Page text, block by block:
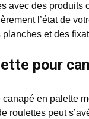
avec des produits
l’état de
planches et des
pour
canapé en palette
roulettes peut